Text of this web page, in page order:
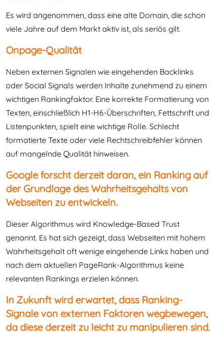
Es wird angenommen, dass eine alte Domain, die schon
viele Jahre auf dem Markt aktiv ist, als seriös gilt.
Onpage-Qualität
Neben externen Signalen wie eingehenden Backlinks
oder Social Signals werden Inhalte zunehmend zu einem
wichtigen Rankingfaktor. Eine korrekte Formatierung von
Texten, einschließlich H1-H6-Überschriften, Fettschrift und
Listenpunkten, spielt eine wichtige Rolle. Schlecht
formatierte Texte oder viele Rechtschreibfehler können
auf mangelnde Qualität hinweisen.
Google forscht derzeit daran, ein Ranking auf
der Grundlage des Wahrheitsgehalts von
Webseiten zu entwickeln.
Dieser Algorithmus wird Knowledge-Based Trust
genannt. Es hat sich gezeigt, dass Webseiten mit hohem
Wahrheitsgehalt oft wenige eingehende Links haben und
nach dem aktuellen PageRank-Algorithmus keine
relevanten Rankings erzielen können.
In Zukunft wird erwartet, dass Ranking-
Signale von externen Faktoren wegbewegen,
da diese derzeit zu leicht zu manipulieren sind.